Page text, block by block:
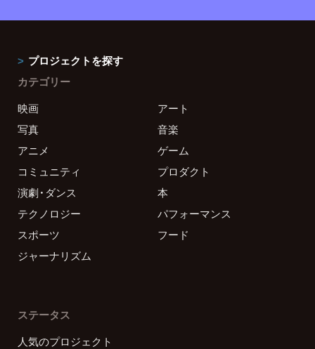
プロジェクトを探す
カテゴリー
映画
アート
写真
音楽
アニメ
ゲーム
コミュニティ
プロダクト
演劇・ダンス
本
テクノロジー
パフォーマンス
スポーツ
フード
ジャーナリズム
ステータス
人気のプロジェクト